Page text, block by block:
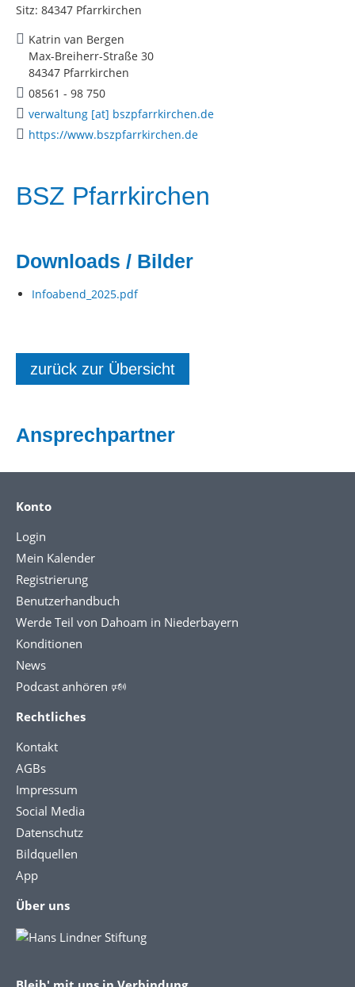
Sitz: 84347 Pfarrkirchen
Katrin van Bergen
Max-Breiherr-Straße 30
84347 Pfarrkirchen
08561 - 98 750
verwaltung [at] bszpfarrkirchen.de
https://www.bszpfarrkirchen.de
BSZ Pfarrkirchen
Downloads / Bilder
Infoabend_2025.pdf
zurück zur Übersicht
Ansprechpartner
Konto
Login
Mein Kalender
Registrierung
Benutzerhandbuch
Werde Teil von Dahoam in Niederbayern
Konditionen
News
Podcast anhören 🕬
Rechtliches
Kontakt
AGBs
Impressum
Social Media
Datenschutz
Bildquellen
App
Über uns